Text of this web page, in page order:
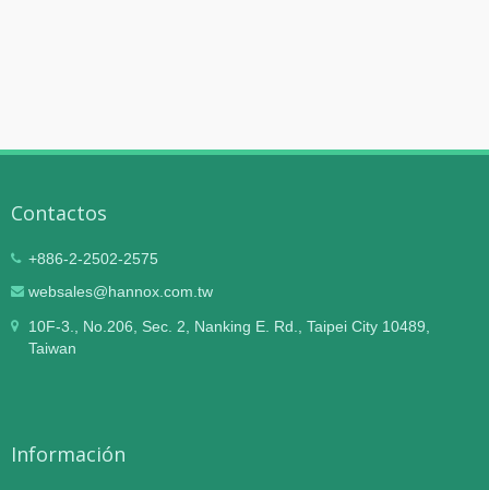
Contactos
+886-2-2502-2575
websales@hannox.com.tw
10F-3., No.206, Sec. 2, Nanking E. Rd., Taipei City 10489,
Taiwan
Información